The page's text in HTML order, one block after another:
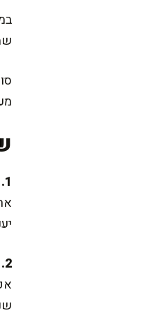
1. אפשר להחליף את קמח תפוחי האדמה במשהו אחר?
2. מה עושים אם אין לי מקציף בבית?